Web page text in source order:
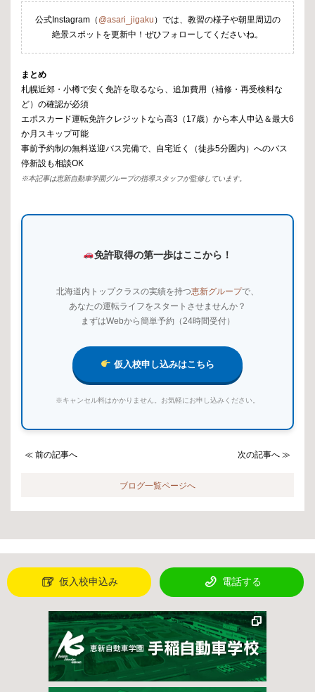
公式Instagram（ @asari_jigaku ）では、教習の様子や朝里周辺の
絶景スポットを更新中！ぜひフォローしてくださいね。
まとめ
札幌近郊・小樽で安く免許を取るなら、追加費用（補修・再受検料な
ど）の確認が必須
エポスカード運転免許クレジットなら高3（17歳）から本人申込＆最大6
か月スキップ可能
事前予約制の無料送迎バス完備で、自宅近く（徒歩5分圏内）へのバス
停新設も相談OK
※本記事は恵新自動車学園グループの指導スタッフが監修しています。
免許取得の第一歩はここから！
北海道内トップクラスの実績を持つ恵新グループで、
あなたの運転ライフをスタートさせませんか？
まずはWebから簡単予約（24時間受付）
仮入校申し込みはこちら
※キャンセル料はかかりません。お気軽にお申し込みください。
≪ 前の記事へ 次の記事へ ≫
ブログ一覧ページへ
仮入校申込み 電話する